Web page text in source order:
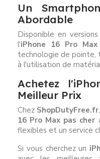
Un
Abordable
Disponible en
l'iPhone 16 Pro Max
technologie de
à l'utilisation de
Achetez
Meilleur Prix
Chez ShopDutyFree.fr
16 Pro Max pas cher
flexibles et un service
Si vous cherchez un